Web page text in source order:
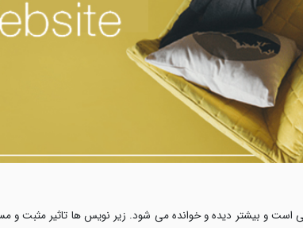
4 برابر متن اصلی است و بیشتر دیده و خوانده می شود. زیر نویس ها